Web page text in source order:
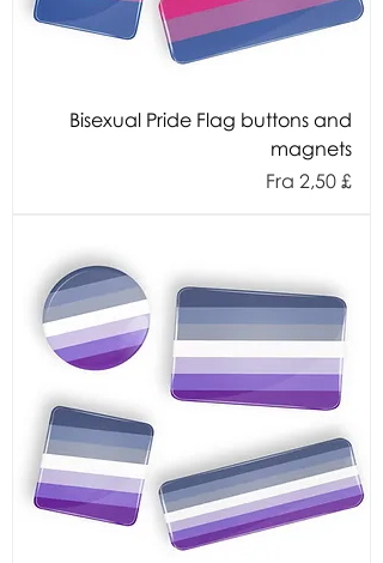
Bisexual Pride Flag buttons and
magnets
Fra 2,50 £
Salgspris